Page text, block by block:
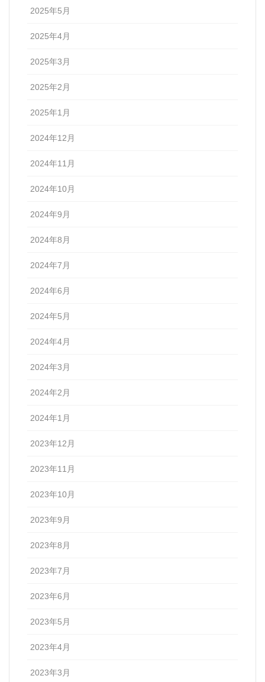
2025年5月
2025年4月
2025年3月
2025年2月
2025年1月
2024年12月
2024年11月
2024年10月
2024年9月
2024年8月
2024年7月
2024年6月
2024年5月
2024年4月
2024年3月
2024年2月
2024年1月
2023年12月
2023年11月
2023年10月
2023年9月
2023年8月
2023年7月
2023年6月
2023年5月
2023年4月
2023年3月